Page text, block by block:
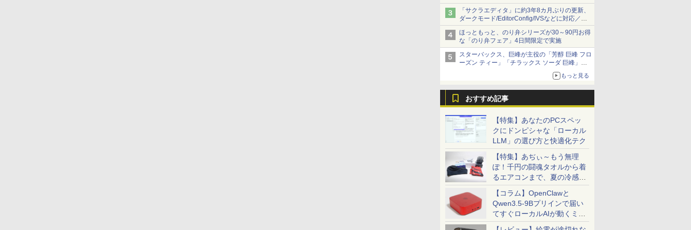
オリジナルの湯呑みや寿司皿が景品に登場！
「サクラエディタ」に約3年8カ月ぶりの更新、
ダークモード/EditorConfig/IVSなどに対応／複
数の脆弱性に対処したセキュリティアップデー
ト
ほっともっと、のり弁シリーズが30～90円お得
な「のり弁フェア」4日間限定で実施
スターバックス、巨峰が主役の「芳醇 巨峰 フロ
ーズン ティー」「チラックス ソーダ 巨峰」発
もっと見る
おすすめ記事
【特集】あなたのPCスペッ
クにドンピシャな「ローカル
LLM」の選び方と快適化テク
【特集】あぢぃ～もう無理
ぽ！千円の闘魂タオルから着
るエアコンまで、夏の冷感グ
ッズ一挙紹介
【コラム】OpenClawと
Qwen3.5-9Bプリインで届い
てすぐローカルAIが動くミニ
PC「SER9 Pro」